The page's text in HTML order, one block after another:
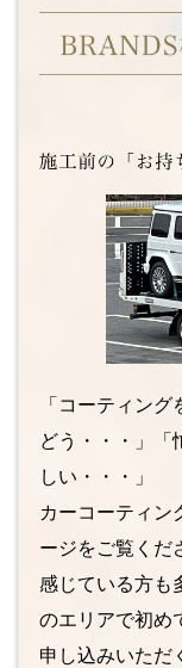
「コーティン
どう・・・」「
しい・・・」
カーコーティン
ージをご覧くだ
感じている方も
のエリアで初め
申し込みいただ